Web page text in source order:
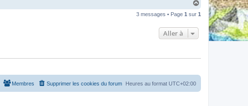
s
u
3 messages • Page 1 sur 1
Aller à
Heures au format UTC+02:00
Supprimer les cookies du forum
Membres